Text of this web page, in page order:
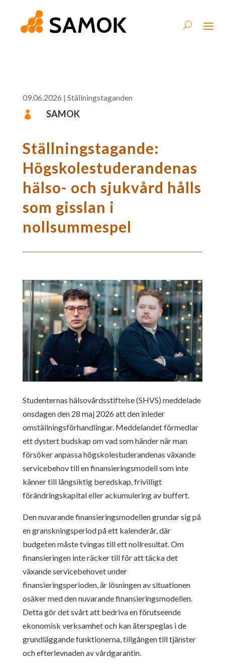
09.06.2026 | Ställningstaganden
 SAMOK
Ställningstagande:
Högskolestuderandenas
hälso- och sjukvård hålls
som gisslan i
nollsummespel
Studenternas hälsovårdsstiftelse (SHVS) meddelade
onsdagen den 28 maj 2026 att den inleder
omställningsförhandlingar. Meddelandet förmedlar
ett dystert budskap om vad som händer när man
försöker anpassa högskolestuderandenas växande
servicebehov till en finansieringsmodell som inte
känner till långsiktig beredskap, frivilligt
förändringskapital eller ackumulering av buffert.
Den nuvarande finansieringsmodellen grundar sig på
en granskningsperiod på ett kalenderår, där
budgeten måste tvingas till ett nollresultat. Om
finansieringen inte räcker till för att täcka det
växande servicebehovet under
finansieringsperioden, är lösningen av situationen
osäker med den nuvarande finansieringsmodellen.
Detta gör det svårt att bedriva en förutseende
ekonomisk verksamhet och kan återspeglas i de
grundläggande funktionerna, tillgången till tjänster
och efterlevnaden av vårdgarantin.